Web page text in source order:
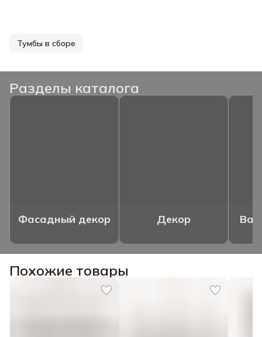
Тумбы в сборе
Разделы каталога
Фасадный декор Декор
Похожие товары